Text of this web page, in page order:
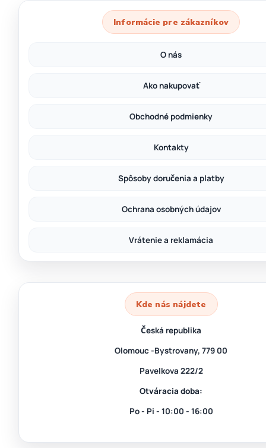
Informácie pre zákazníkov
O nás
Ako nakupovať
Obchodné podmienky
Kontakty
Spôsoby doručenia a platby
Ochrana osobných údajov
Vrátenie a reklamácia
Kde nás nájdete
Česká republika
Olomouc -Bystrovany, 779 00
Pavelkova 222/2
Otváracia doba:
Po - Pi - 10:00 - 16:00